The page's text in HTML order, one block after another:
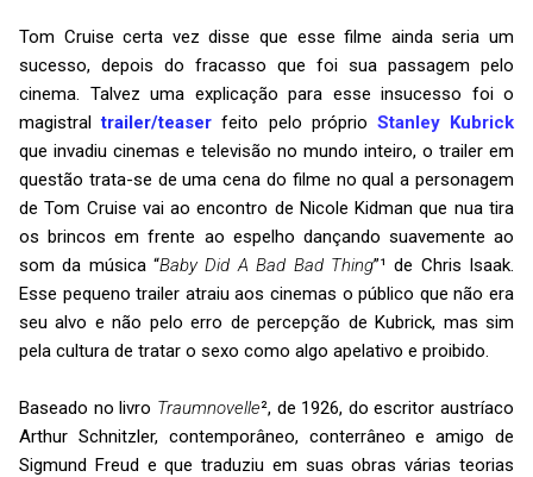
Tom Cruise certa vez disse que esse filme ainda seria um
sucesso, depois do fracasso que foi sua passagem pelo
cinema. Talvez uma explicação para esse insucesso foi o
magistraltrailer/teaser feito pelo próprio Stanley Kubrick
que invadiu cinemas e televisão no mundo inteiro, o trailer em
questão trata-se de uma cena do filme no qual a personagem
de Tom Cruise vai ao encontro de Nicole Kidman que nua tira
os brincos em frente ao espelho dançando suavemente ao
som da música “Baby Did A Bad Bad Thing”¹ de Chris Isaak.
Esse pequeno trailer atraiu aos cinemas o público que não era
seu alvo e não pelo erro de percepção de Kubrick, mas sim
pela cultura de tratar o sexo como algo apelativo e proibido.
Baseado no livro Traumnovelle², de 1926, do escritor austríaco
Arthur Schnitzler, contemporâneo, conterrâneo e amigo de
Sigmund Freud e que traduziu em suas obras várias teorias